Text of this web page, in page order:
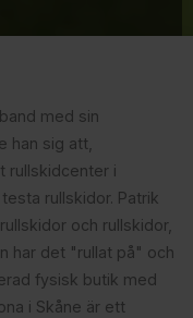
med sin
han sig att,
rullskidcenter i
rullskidor. Patrik
och rullskidor,
har det "rullat på" och
fysisk butik med
i Skåne är ett